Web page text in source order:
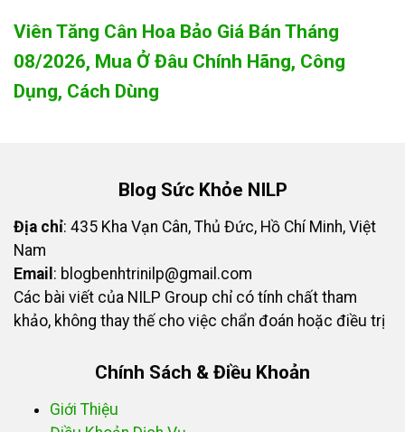
Viên Tăng Cân Hoa Bảo Giá Bán Tháng
08/2026, Mua Ở Đâu Chính Hãng, Công
Dụng, Cách Dùng
Blog Sức Khỏe NILP
Địa chỉ: 435 Kha Vạn Cân, Thủ Đức, Hồ Chí Minh, Việt
Nam
Email : blogbenhtrinilp@gmail.com
Các bài viết của NILP Group chỉ có tính chất tham
khảo, không thay thế cho việc chẩn đoán hoặc điều trị
Chính Sách & Điều Khoản
Giới Thiệu